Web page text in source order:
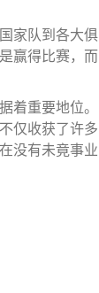
家队到各大俱
赢得比赛，而
着重要地位。
仅收获了许多
没有未竟事业